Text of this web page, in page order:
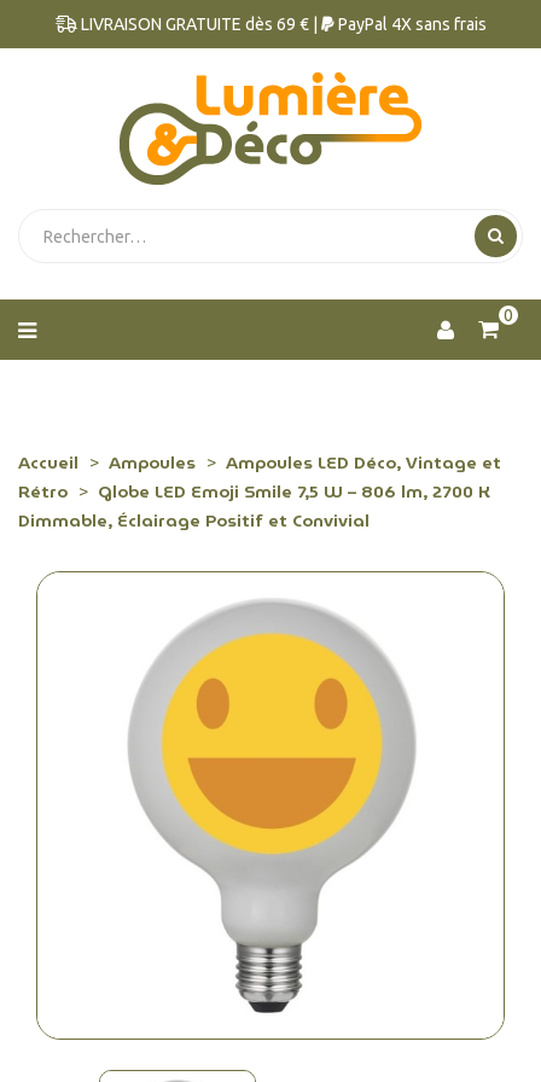
LIVRAISON GRATUITE dès 69 € | PayPal 4X sans frais
0
Accueil Ampoules
Ampoules LED Déco, Vintage et
Rétro
Globe LED Emoji Smile 7,5 W – 806 lm, 2700 K
Dimmable, Éclairage Positif et Convivial